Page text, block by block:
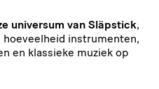
universum van Släpstick,
hoeveelheid instrumenten,
en klassieke muziek op